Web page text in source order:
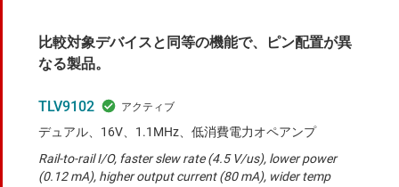
比較対象デバイスと同等の機能で、ピン配置が異
なる製品。
TLV9102
デュアル、16V、1.1MHz、低消費電力オペアンプ
Rail-to-rail I/O, faster slew rate (4.5 V/us), lower power
(0.12 mA), higher output current (80 mA), wider temp